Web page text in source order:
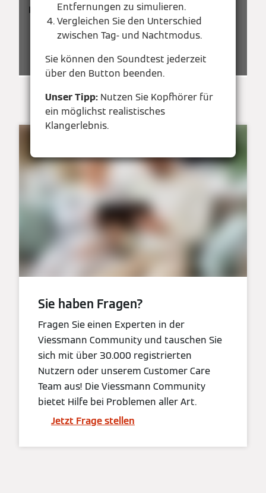
Entfernungen zu simulieren.
Vergleichen Sie den Unterschied
zwischen Tag- und Nachtmodus.
Sie können den Soundtest jederzeit
über den Button beenden.
Unser Tipp: Nutzen Sie Kopfhörer für
ein möglichst realistisches
Klangerlebnis.
Klicken Sie auf die Punkte in der Grafik.
Sie haben Fragen?
Fragen Sie einen Experten in der
Viessmann Community und tauschen Sie
sich mit über 30.000 registrierten
Nutzern oder unserem Customer Care
Team aus! Die Viessmann Community
bietet Hilfe bei Problemen aller Art.
Jetzt Frage stellen